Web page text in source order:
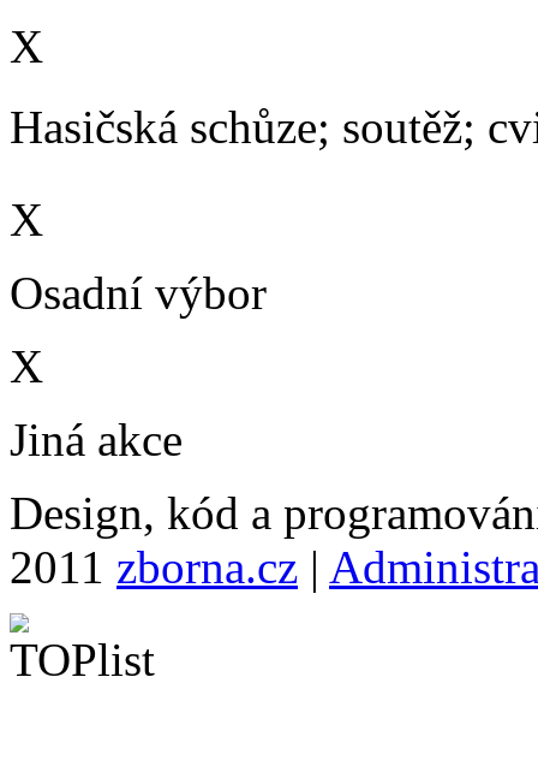
X
Hasičská schůze; soutěž;
X
Osadní výbor
X
Jiná akce
Design, kód a
2011 zborna.cz |